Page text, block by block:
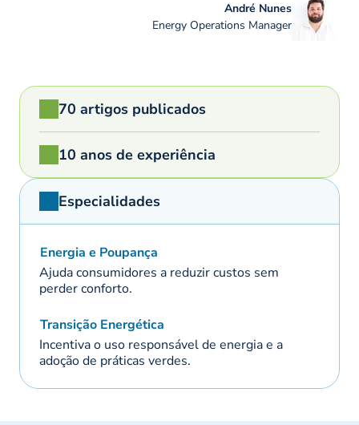
André Nunes
Energy Operations Manager
70 artigos publicados
10 anos de experiência
Especialidades
Energia e Poupança
Ajuda consumidores a reduzir custos sem
perder conforto.
Transição Energética
Incentiva o uso responsável de energia e a
adoção de práticas verdes.